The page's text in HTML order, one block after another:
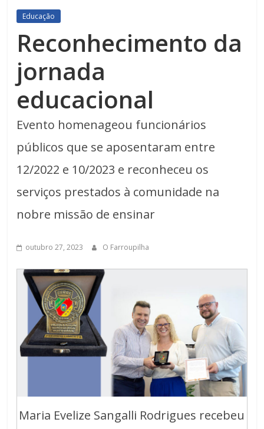
Educação
Reconhecimento da
jornada
educacional
Evento homenageou funcionários
públicos que se aposentaram entre
12/2022 e 10/2023 e reconheceu os
serviços prestados à comunidade na
nobre missão de ensinar
outubro 27, 2023 O Farroupilha
Maria Evelize Sangalli Rodrigues recebeu